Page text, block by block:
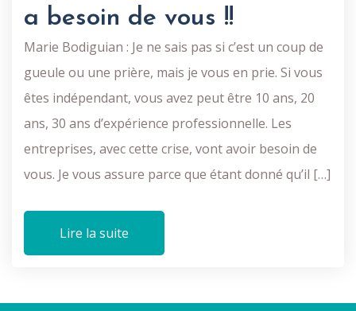
a besoin de vous !!
Marie Bodiguian : Je ne sais pas si c’est un coup de
gueule ou une prière, mais je vous en prie. Si vous
êtes indépendant, vous avez peut être 10 ans, 20
ans, 30 ans d’expérience professionnelle. Les
entreprises, avec cette crise, vont avoir besoin de
vous. Je vous assure parce que étant donné qu’il […]
Lire la suite